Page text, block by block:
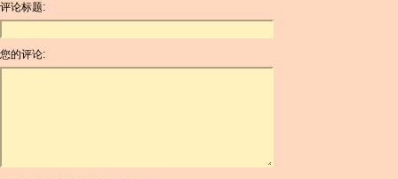
评论标题:
您的评论: